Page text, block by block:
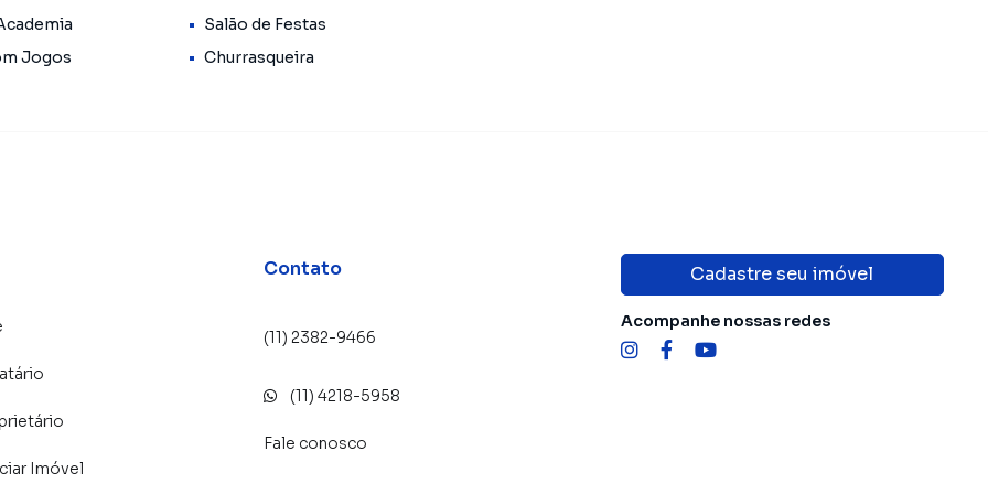
Salão de Festas
Jogos Churrasqueira
Imóvel
Contato
(11) 2382-9466
(11) 4218-5958
Fale conosco
Cadastre seu imóvel
Acompanhe nossas redes